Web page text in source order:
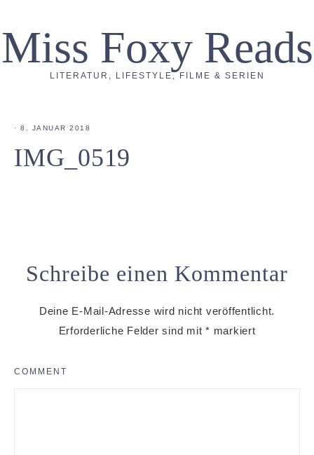
Miss Foxy Reads
LITERATUR, LIFESTYLE, FILME & SERIEN
· 8. JANUAR 2018
IMG_0519
Schreibe einen Kommentar
Deine E-Mail-Adresse wird nicht veröffentlicht.
Erforderliche Felder sind mit * markiert
COMMENT